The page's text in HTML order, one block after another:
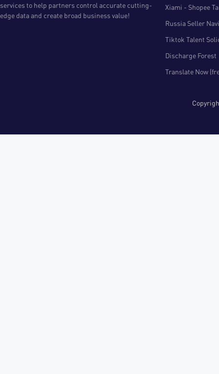
services to help partners control accurate cutting-
edge data and create broad business value!
Xiami - Shopee
Russia Seller
Tiktok Talent
Discharge Forest
Translate Now